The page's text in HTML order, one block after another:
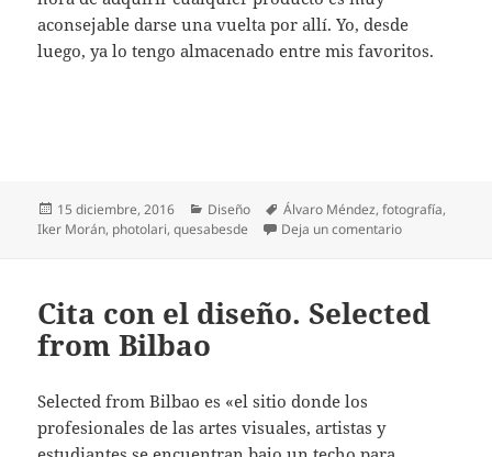
aconsejable darse una vuelta por allí. Yo, desde
luego, ya lo tengo almacenado entre mis favoritos.
Publicado
el
15 diciembre, 2016 Categorías
Diseño Etiquetas
Álvaro Méndez,fotografía,
Iker Morán, photolari,quesabesde Deja un comentarioen Photolari,
Cita con el diseño. Selected
from Bilbao
Selected from Bilbao es «el sitio donde los
profesionales de las artes visuales, artistas y